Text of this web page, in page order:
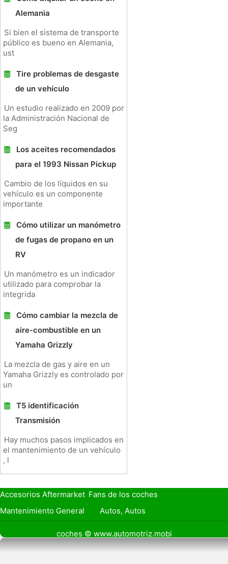
Alemania
Si bien el sistema de transporte
público es bueno en Alemania,
ust
Tire problemas de desgaste
de un vehículo
Un estudio realizado en 2009 por
la Administración Nacional de
Seg
Los aceites recomendados
para el 1993 Nissan Pickup
Cambio de los líquidos en su
vehículo es un componente
importante
Cómo utilizar un manómetro
de fugas de propano en un
RV
Un manómetro es un indicador
utilizado para comprobar la
integrida
Cómo cambiar la mezcla de
aire-combustible en un
Yamaha Grizzly
La mezcla de gas y aire en un
Yamaha Grizzly es controlado por
un
T5 identificación
Transmisión
Hay muchos pasos implicados en
el mantenimiento de un vehículo
, l
Accesorios Aftermarket Fans de los coches
Seguro de Coche
Préstamos y Financiación
Mantenimiento General
Autos, Autos
Seguridad Vial
Combustibles
Vender Mi Cochecoches © www.automotriz.mobi